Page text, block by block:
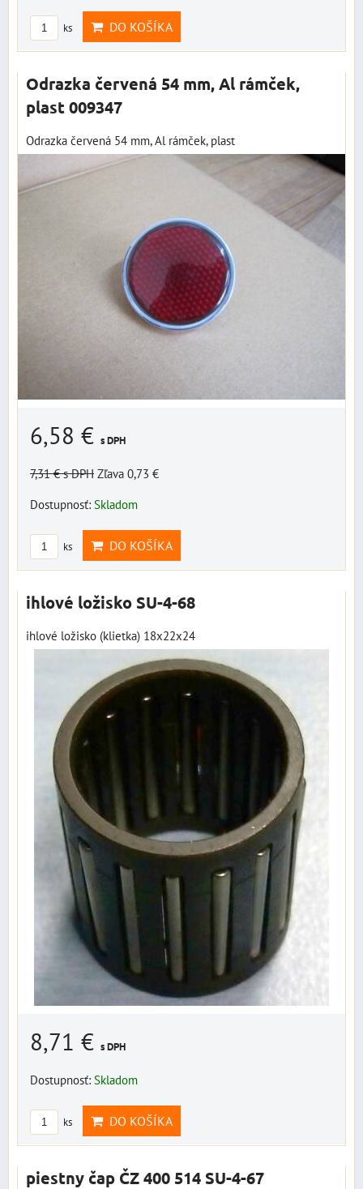
ks DO KOŠÍKA
Odrazka červená 54 mm, Al rámček,
plast 009347
Odrazka červená 54 mm, Al rámček, plast
6,58 € s DPH
7,31 €s DPH Zľava 0,73 €
Dostupnosť: Skladom
ks DO KOŠÍKA
ihlové ložisko SU-4-68
ihlové ložisko (klietka) 18x22x24
8,71 € s DPH
Dostupnosť: Skladom
ks DO KOŠÍKA
piestny čap ČZ 400 514 SU-4-67